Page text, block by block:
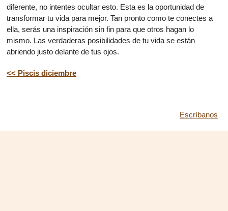
diferente, no intentes ocultar esto. Esta es la oportunidad de
transformar tu vida para mejor. Tan pronto como te conectes a
ella, serás una inspiración sin fin para que otros hagan lo
mismo. Las verdaderas posibilidades de tu vida se están
abriendo justo delante de tus ojos.
<< Piscis diciembre
Escríbanos